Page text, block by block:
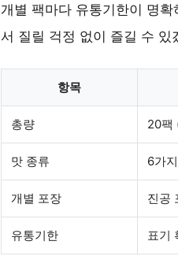
개별 팩마다 유통기한이 명
서 질릴 걱정 없이 즐길 수 있
항목
총량 20팩
맛 종류 6가지
개별 포장 진공
유통기한 표기